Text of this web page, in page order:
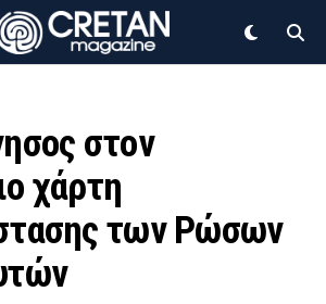
στον
χάρτη
των Ρώσων